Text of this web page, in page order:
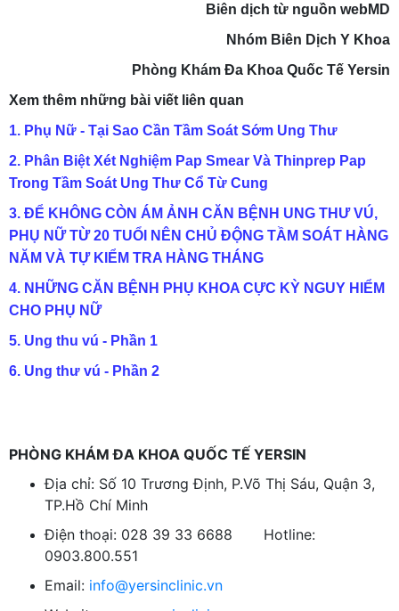
Biên dịch từ nguồn webMD
Nhóm Biên Dịch Y Khoa
Phòng Khám Đa Khoa Quốc Tế Yersin
Xem thêm những bài viết liên quan
1. Phụ Nữ - Tại Sao Cần Tầm Soát Sớm Ung Thư
2. Phân Biệt Xét Nghiệm Pap Smear Và Thinprep Pap
Trong Tầm Soát Ung Thư Cổ Từ Cung
3. ĐỂ KHÔNG CÒN ÁM ẢNH CĂN BỆNH UNG THƯ VÚ,
PHỤ NỮ TỪ 20 TUỔI NÊN CHỦ ĐỘNG TẦM SOÁT HÀNG
NĂM VÀ TỰ KIỂM TRA HÀNG THÁNG
4. NHỮNG CĂN BỆNH PHỤ KHOA CỰC KỲ NGUY HIỂM
CHO PHỤ NỮ
5. Ung thu vú - Phần 1
6. Ung thư vú - Phần 2
PHÒNG KHÁM ĐA KHOA QUỐC TẾ YERSIN
Địa chỉ: Số 10 Trương Định, P.Võ Thị Sáu, Quận 3,
TP.Hồ Chí Minh
Điện thoại: 028 39 33 6688 Hotline:
0903.800.551
Email: info@yersinclinic.vn